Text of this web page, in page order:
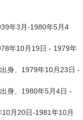
年3月-1980年5月4
年10月19日 - 1979年
身、1979年10月23日 -
身、1980年5月4日 -
10月20日-1981年10月